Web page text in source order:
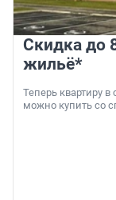
Скидка до
жильё*
Теперь квартиру
можно купить со